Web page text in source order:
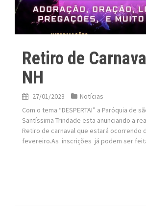
Retiro de
NH
27/01/2023
Notícias
Com o tema “DESPERTAI” a Paróquia de
Santíssima Trindade esta anunciando a
Retiro de carnaval que estará ocorrendo
fevereiro.As inscrições já podem ser